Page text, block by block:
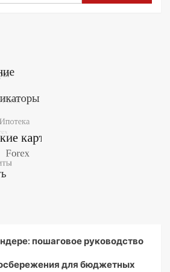
пошаговое руководство
для бюджетных